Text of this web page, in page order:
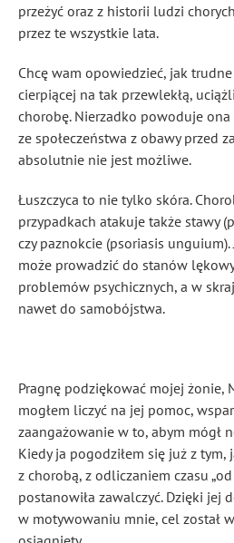
przeżyć oraz z historii ludzi
przez te wszystkie lata.
Chcę wam opowiedzieć, jak
cierpiącej na tak przewlekłą,
chorobę. Nierzadko powoduje
ze społeczeństwa z obawy przed
absolutnie nie jest możliwe.
Łuszczyca to nie tylko skóra.
przypadkach atakuje także stawy
czy paznokcie (psoriasis
może prowadzić do stanów
problemów psychicznych, a w
nawet do samobójstwa.
Pragnę podziękować mojej żonie,
mogłem liczyć na jej pomoc,
zaangażowanie w to, abym mógł
Kiedy ja pogodziłem się już z
z chorobą, z odliczaniem czasu
postanowiła zawalczyć. Dzięki jej
w motywowaniu mnie, cel został